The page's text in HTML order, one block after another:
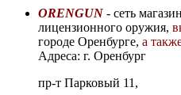
ORENGUN - сеть
лицензионного оружия,
городе Оренбурге, а
Адреса: г. Оренбург
пр-т Парковый 11,